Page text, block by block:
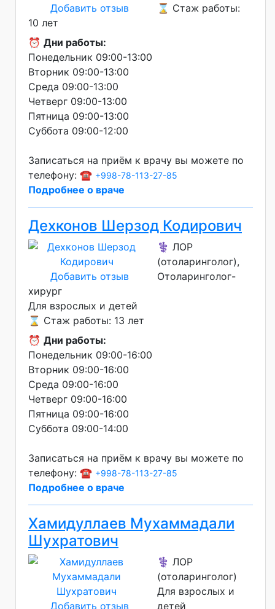
Добавить отзыв
⌛ Стаж работы:
10 лет
⏰ Дни работы:
Понедельник 09:00-13:00
Вторник 09:00-13:00
Среда 09:00-13:00
Четверг 09:00-13:00
Пятница 09:00-13:00
Суббота 09:00-12:00
Записаться на приём к врачу вы можете по
телефону: ☎️ +998-78-113-27-85
Подробнее о враче
Дехконов Шерзод Кодирович
Добавить отзыв
⚕️ ЛОР
(отоларинголог),
Отоларинголог-
хирург
Для взрослых и детей
⌛ Стаж работы: 13 лет
⏰ Дни работы:
Понедельник 09:00-16:00
Вторник 09:00-16:00
Среда 09:00-16:00
Четверг 09:00-16:00
Пятница 09:00-16:00
Суббота 09:00-14:00
Записаться на приём к врачу вы можете по
телефону: ☎️ +998-78-113-27-85
Подробнее о враче
Хамидуллаев Мухаммадали
Шухратович
Добавить отзыв
⚕️ ЛОР
(отоларинголог)
Для взрослых и
детей